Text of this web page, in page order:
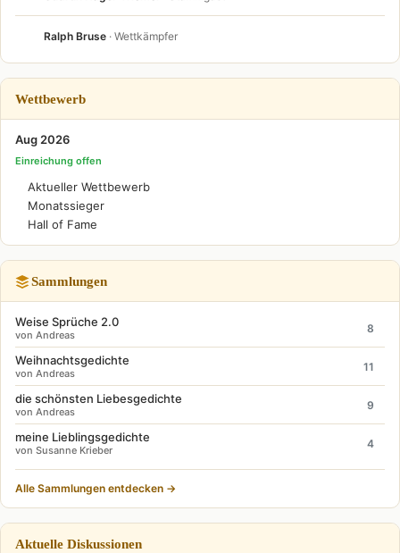
Ralph Bruse · Wettkämpfer
Wettbewerb
Aug 2026
Einreichung offen
Aktueller Wettbewerb
Monatssieger
Hall of Fame
Sammlungen
Weise Sprüche 2.0
von Andreas
8
Weihnachtsgedichte
von Andreas
11
die schönsten Liebesgedichte
von Andreas
9
meine Lieblingsgedichte
von Susanne Krieber
4
Alle Sammlungen entdecken →
Aktuelle Diskussionen